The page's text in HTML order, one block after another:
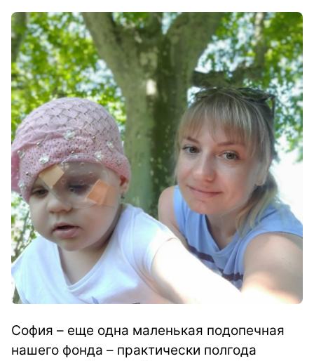
София – еще одна маленькая подопечная
нашего фонда – практически полгода